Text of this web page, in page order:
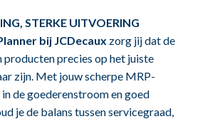
STERKE UITVOERING
bij JCDecaux zorg jij dat de
producten precies op het juiste
zijn. Met jouw scherpe MRP-
de goederenstroom en goed
je de balans tussen servicegraad,